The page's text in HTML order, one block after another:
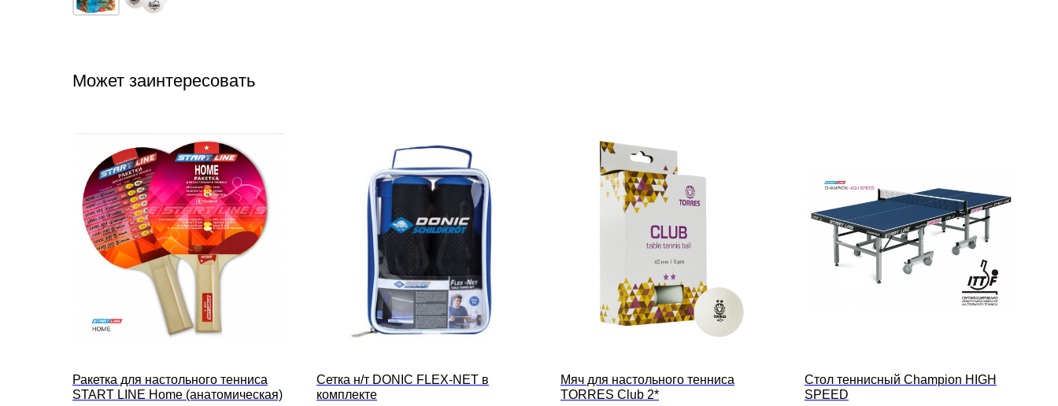
Может заинтересовать
Ракетка для настольного тенниса
START LINE Home (анатомическая)
Сетка н/т DONIC FLEX-NET в
комплекте
Мяч для настольного тенниса
TORRES Club 2*
Стол теннисный Champion HIGH
SPEED